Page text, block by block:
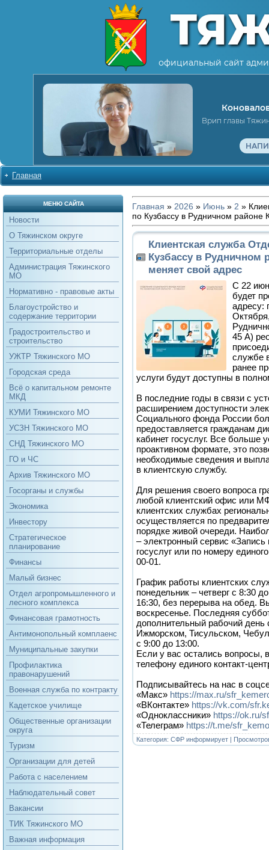
официальный сайт
Врип главы
Главная
МЕНЮ САЙТА
Новости
О Тяжинском округе
Территориальные отделы
Администрация Тяжинского
МО
Нормативно - правовые акты
Благоустройство и
содержание территории
Градостроительство и
строительство
УЖТР Тяжинского МО
Городская среда
Всё о капитальном ремонте
МКД
КУМИ Тяжинского МО
УСЗН Тяжинского МО
СНД Тяжинского МО
ГО и ЧС
Архив Тяжинского МО
Госорганы и службы
Экономика
Инвестору
Стратегическое
планирование
Финансы
Малый бизнес
Отдел агропромышленного и
лесного комплекса
Финансовая грамотность
Антимонопольный комплаенс
Муниципальные закупки
Профилактика
правонарушений
Военная служба по контракту
Кадетское училище
Общественные организации
округа
Туризм
Организации для детей
Работа с населением
Наблюдательный совет
Вакансии
ТИК Тяжинского МО
Важная информация
Главная » 2026 » Июнь » 2 »
по Кузбассу в Рудничном районе
Клиентская служба
Кузбассу в Рудничном
меняет свой адрес
С 22
будет
адресу:
45 А)
службе
ранее
услуги будут доступны в
В последние годы в связи с
расширением доступности
Социального фонда России
предоставляется гражданам
кабинет госуслуг. Все больше
проактивном формате, это
необходимые сведения и
в клиентскую службу.
Для решения своего вопроса
любой клиентский офис или
клиентских службах
осуществляется по
порядке живой очереди.
– электронный сервис
госуслуг или по номеру
00-01.
График работы клиентских
понедельник – четверг с 8:30
16:30, без перерыва на обед.
воскресенье. Последняя
дополнительный рабочий день
Ижморском, Тисульском,
с 9:00 до 13:00.
Если у вас остались вопросы,
телефону единого контакт-
Подписывайтесь на нас в
«Макс» https://max.ru/
«ВКонтакте» https://vk.com/
«Одноклассники» https://ok.ru/
«Телеграм» https://t.me/
Категория: СФР информирует |